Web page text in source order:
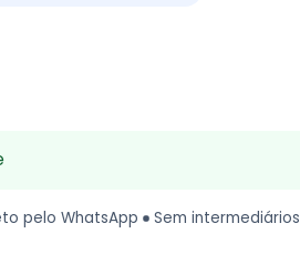
pelo WhatsApp Sem intermediários